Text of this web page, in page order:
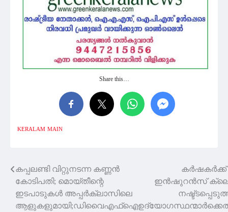
Share this…
KERALAM MAIN
Post
navigation
കപ്പലണ്ടി വിറ്റുനടന്ന കണ്ണന്‍
കോടിപതി; മൊയ്തീന്റെ
ഇടപാടുകള്‍ അപ്പര്‍ക്ലാസിലെ
ആളുകളുമായി;ഡിവൈഎഫ്ഐ
കർഷകർക്ക്
ഇൻഷുറൻസ്